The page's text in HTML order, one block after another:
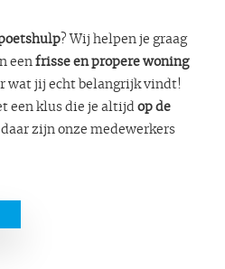
? Wij helpen je graag
een frisse en propere woning
wat jij echt belangrijk vindt!
een klus die je altijd op de
zijn onze medewerkers